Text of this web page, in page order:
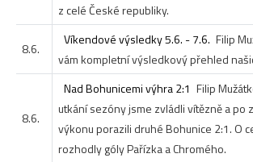
z celé České republiky.
8.6.
Víkendové výsledky 5.6. - 7.6. Filip
vám kompletní výsledkový přehled
8.6.
Nad Bohunicemi výhra 2:1 Filip
utkání sezóny jsme zvládli vítězně a po
výkonu porazili druhé Bohunice 2:1. O
rozhodly góly Pařízka a Chromého.